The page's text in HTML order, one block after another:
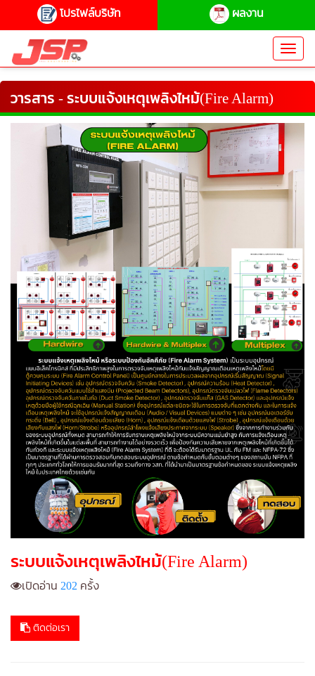
โปรไฟล์บริษัท ผลงาน
วารสาร - ระบบแจ้งเหตุเพลิงไหม้(Fire Alarm)
ระบบแจ้งเหตุเพลิงไหม้(Fire Alarm)
เปิดอ่าน 202 ครั้ง
ติดต่อเรา